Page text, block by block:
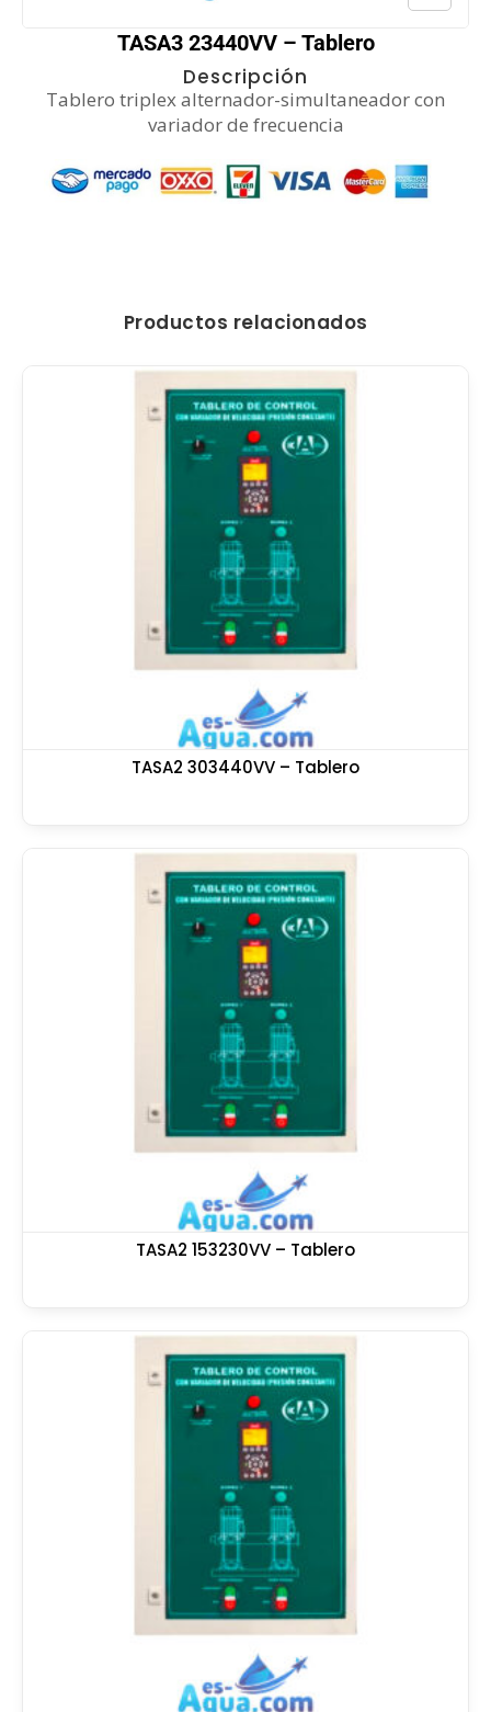
TASA3 23440VV – Tablero
Descripción
Tablero triplex alternador-simultaneador con
variador de frecuencia
Productos relacionados
TASA2 303440VV – Tablero
TASA2 153230VV – Tablero